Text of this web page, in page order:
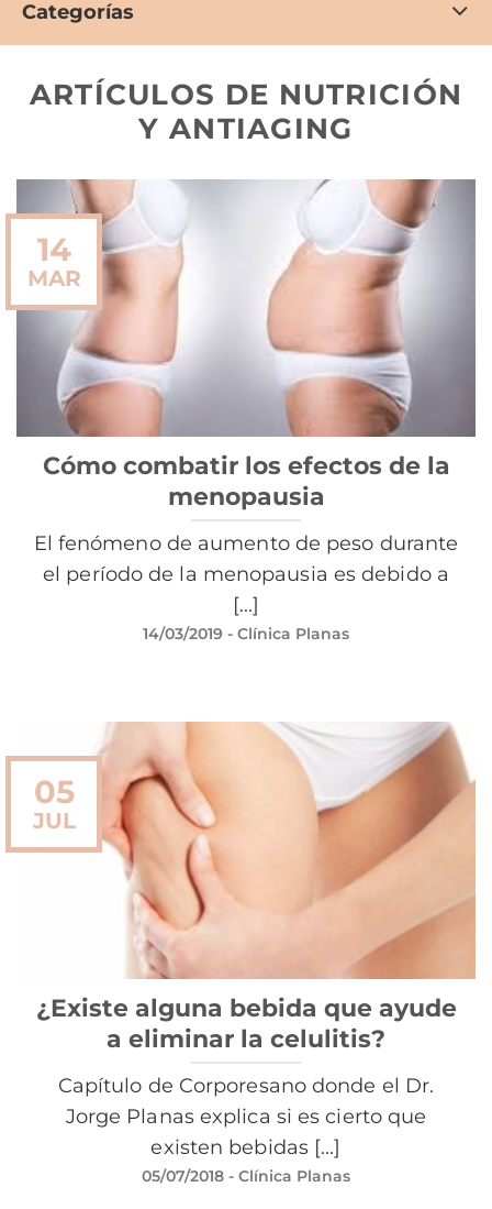
Categorías
ARTÍCULOS DE NUTRICIÓN
Y ANTIAGING
Cómo combatir los efectos de la
menopausia
El fenómeno de aumento de peso durante
el período de la menopausia es debido a
[...]
14/03/2019 - Clínica Planas
14
MAR
¿Existe alguna bebida que ayude
a eliminar la celulitis?
Capítulo de Corporesano donde el Dr.
Jorge Planas explica si es cierto que
existen bebidas [...]
05/07/2018 - Clínica Planas
05
JUL